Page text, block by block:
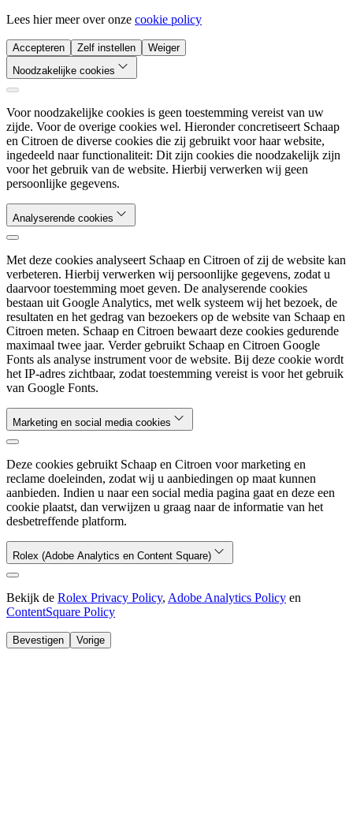
Lees hier meer over onze cookie policy
Accepteren Zelf instellen
Weiger
Noodzakelijke cookies
Voor noodzakelijke cookies is geen toestemming vereist van uw
zijde. Voor de overige cookies wel. Hieronder concretiseert Schaap
en Citroen de diverse cookies die zij gebruikt voor haar website,
ingedeeld naar functionaliteit: Dit zijn cookies die noodzakelijk zijn
voor het gebruik van de website. Hierbij verwerken wij geen
persoonlijke gegevens.
Analyserende cookies
Met deze cookies analyseert Schaap en Citroen of zij de website kan
verbeteren. Hierbij verwerken wij persoonlijke gegevens, zodat u
daarvoor toestemming moet geven. De analyserende cookies
bestaan uit Google Analytics, met welk systeem wij het bezoek, de
resultaten en het gedrag van bezoekers op de website van Schaap en
Citroen meten. Schaap en Citroen bewaart deze cookies gedurende
maximaal twee jaar. Verder gebruikt Schaap en Citroen Google
Fonts als analyse instrument voor de website. Bij deze cookie wordt
het IP-adres zichtbaar, zodat toestemming vereist is voor het gebruik
van Google Fonts.
Marketing en social media cookies
Deze cookies gebruikt Schaap en Citroen voor marketing en
reclame doeleinden, zodat wij u aanbiedingen op maat kunnen
aanbieden. Indien u naar een social media pagina gaat en deze een
cookie plaatst, dan verwijzen u graag naar de informatie van het
desbetreffende platform.
Rolex (Adobe Analytics en Content Square)
Bekijk de Rolex Privacy Policy, Adobe Analytics Policy en
ContentSquare Policy
Bevestigen Vorige